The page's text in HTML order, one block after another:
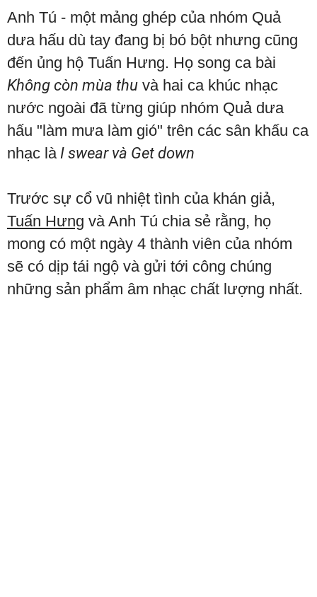
Anh Tú - một mảng ghép của nhóm Quả
dưa hấu dù tay đang bị bó bột nhưng cũng
đến ủng hộ Tuấn Hưng. Họ song ca bài
Không còn mùa thu và hai ca khúc nhạc
nước ngoài đã từng giúp nhóm Quả dưa
hấu "làm mưa làm gió" trên các sân khấu ca
nhạc làI swear và Get down
Trước sự cổ vũ nhiệt tình của khán giả,
Tuấn Hưng và Anh Tú chia sẻ rằng, họ
mong có một ngày 4 thành viên của nhóm
sẽ có dịp tái ngộ và gửi tới công chúng
những sản phẩm âm nhạc chất lượng nhất.